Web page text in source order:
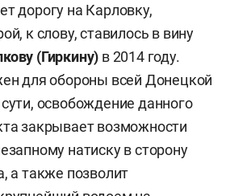
дорогу на Карловку,
к слову, ставилось в вину
(Гиркину) в 2014 году.
для обороны всей Донецкой
освобождение данного
закрывает возможности
натиску в сторону
а также позволит